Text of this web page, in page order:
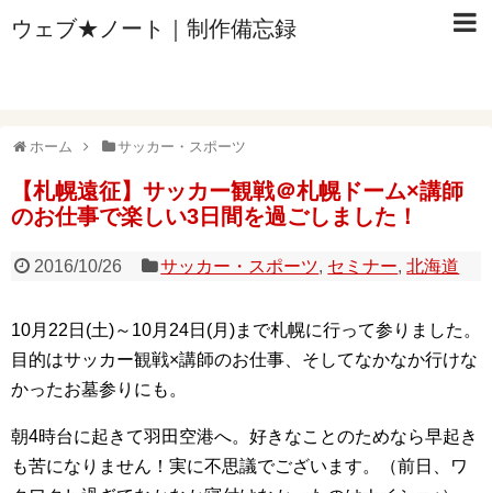
ウェブ★ノート｜制作備忘録
ホーム サッカー・スポーツ
【札幌遠征】サッカー観戦＠札幌ドーム×講師
のお仕事で楽しい3日間を過ごしました！
2016/10/26 サッカー・スポーツ, セミナー,北海道
10月22日(土)～10月24日(月)まで札幌に行って参りました。
目的はサッカー観戦×講師のお仕事、そしてなかなか行けな
かったお墓参りにも。
朝4時台に起きて羽田空港へ。好きなことのためなら早起き
も苦になりません！実に不思議でございます。（前日、ワ